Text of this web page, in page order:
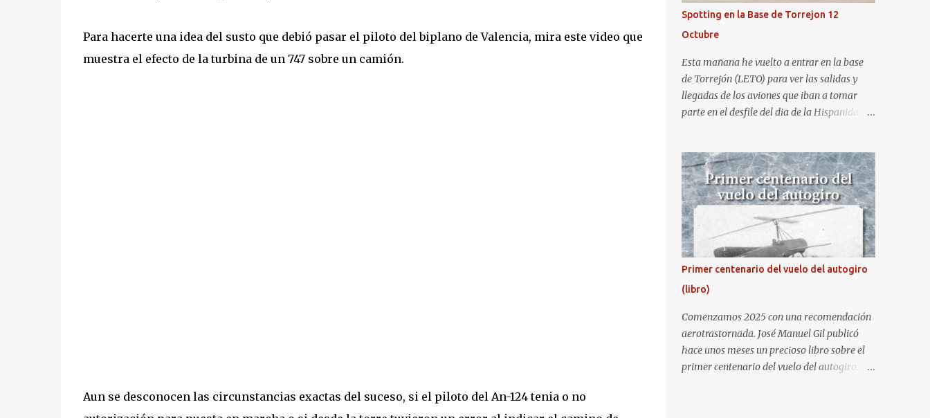
Para hacerte una idea del susto que debió pasar el piloto del biplano de Valencia, mira este video que
muestra el efecto de la turbina de un 747 sobre un camión.
Aun se desconocen las circunstancias exactas del suceso, si el piloto del An-124 tenia o no
Aerospotters Principado a una genial sesión
fotográfica en el aeródromo de La Morgal
(todavía no he tenido tiempo de procesar
esas imágenes). Al día siguiente, asistí al
Festival Aéreo de Gijón . He aquí algunas de
las tomas que realicé este pasado domingo.
Spotting en la Base de Torrejon 12
Octubre
Esta mañana he vuelto a entrar en la base
de Torrejón (LETO) para ver las salidas y
llegadas de los aviones que iban a tomar
parte en el desfile del dia de la Hispanidad,
oportunidad de ser socio de la Asociación
Aire para entrar a la base. Los últimos años
había hecho fotos desde fuera (hay un sitio
cercano en la senda de aterrizaje) pero... no
es lo mismo :-) La cita comenzaba a las 8:30
de la mañana en el control de seguridad de
la base militar con mas de 100 personas
haciendo cola para identificarnos antes de
acceder. Una vez dentro, como otras
ocasiones, hemos dejado los coches en una
zona común desde la que nos han
trasladado en autobuses por el interior de la
base. La primera parada ha sido en la
Primer centenario del vuelo del autogiro
(libro)
Comenzamos 2025 con una recomendación
aerotrastornada. José Manuel Gil publicó
hace unos meses un precioso libro sobre el
primer centenario del vuelo del autogiro.